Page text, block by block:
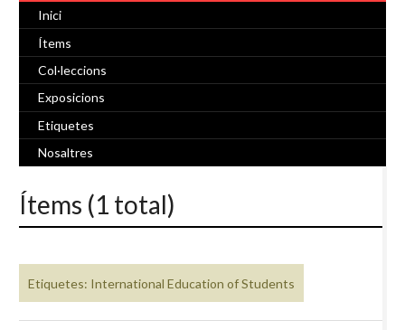
Inici
Ítems
Col·leccions
Exposicions
Etiquetes
Nosaltres
Ítems (1 total)
Etiquetes: International Education of Students